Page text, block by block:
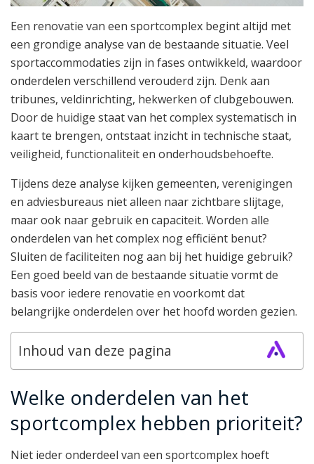
Een renovatie van een sportcomplex begint altijd met
een grondige analyse van de bestaande situatie. Veel
sportaccommodaties zijn in fases ontwikkeld, waardoor
onderdelen verschillend verouderd zijn. Denk aan
tribunes, veldinrichting, hekwerken of clubgebouwen.
Door de huidige staat van het complex systematisch in
kaart te brengen, ontstaat inzicht in technische staat,
veiligheid, functionaliteit en onderhoudsbehoefte.
Tijdens deze analyse kijken gemeenten, verenigingen
en adviesbureaus niet alleen naar zichtbare slijtage,
maar ook naar gebruik en capaciteit. Worden alle
onderdelen van het complex nog efficiënt benut?
Sluiten de faciliteiten nog aan bij het huidige gebruik?
Een goed beeld van de bestaande situatie vormt de
basis voor iedere renovatie en voorkomt dat
belangrijke onderdelen over het hoofd worden gezien.
Inhoud van deze pagina
Welke onderdelen van het
sportcomplex hebben prioriteit?
Niet ieder onderdeel van een sportcomplex hoeft